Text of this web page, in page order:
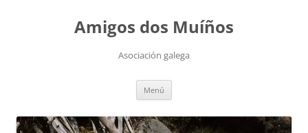
Amigos dos Muíños
Asociación galega
Menú